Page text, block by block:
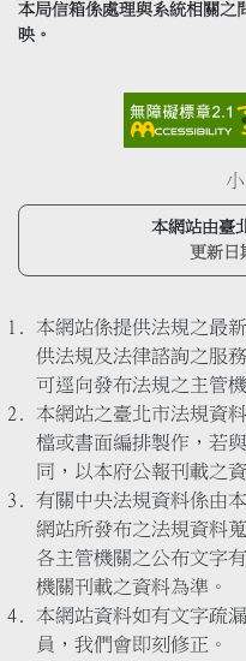
本局信箱係處理與系統相關之
映。
小
本網站由臺
更新日
本網站係提供法規之最
供法規及法律諮詢之服
可逕向發布法規之主管
本網站之臺北市法規資
檔或書面編排製作，若
同，以本府公報刊載之
有關中央法規資料係由
網站所發布之法規資料
各主管機關之公布文字
機關刊載之資料為準。
本網站資料如有文字疏
員，我們會即刻修正。